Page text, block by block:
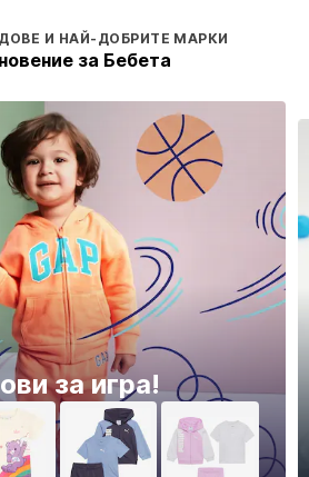
И НАЙ-ДОБРИТЕ МАРКИ
за Бебета
за игра!